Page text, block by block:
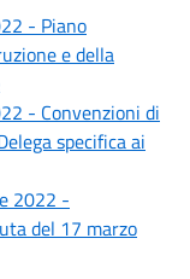
- Piano
e della
- Convenzioni di
specifica ai
2022 -
del 17 marzo